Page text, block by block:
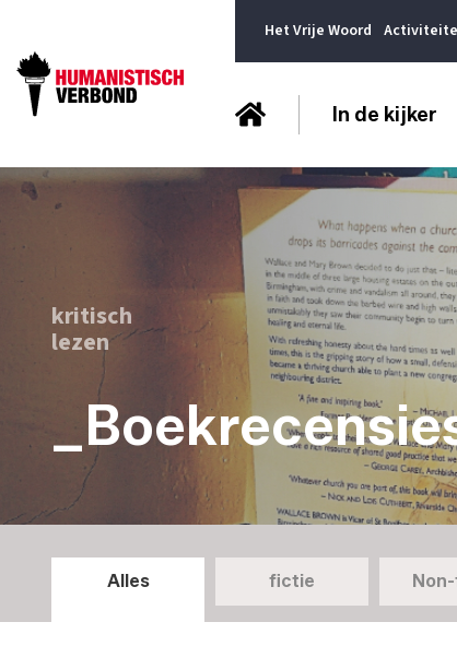
Het Vrije Woord
In de kijker
kritisch
lezen
Alles fictie